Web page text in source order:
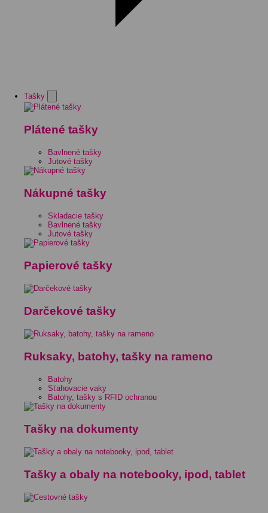
Tašky
Plátené tašky
Bavlnené tašky
Jutové tašky
Nákupné tašky
Skladacie tašky
Bavlnené tašky
Jutové tašky
Papierové tašky
Darčekové tašky
Ruksaky, batohy, tašky na rameno
Batohy
Sťahovacie vaky
Batohy, tašky s RFID ochranou
Tašky na dokumenty
Tašky a obaly na notebooky, ipod, tablet